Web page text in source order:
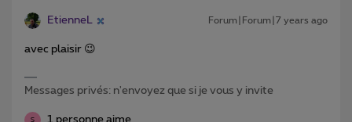
EtienneL Forum|Forum|7 years ago
avec plaisir 😉
Messages privés: n'envoyez que si je vous y invite
S